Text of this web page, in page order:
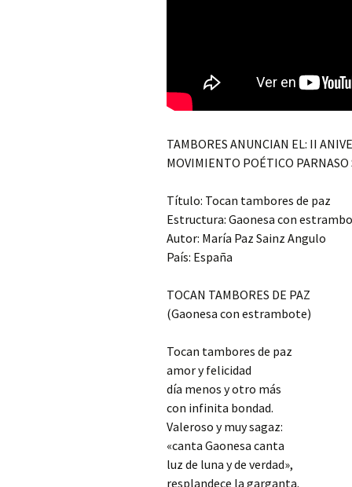
PARNASO
TAMBORES ANUNCIAN EL: II
MOVIMIENTO POÉTICO PARNASO
Título: Tocan tambores de paz
Estructura: Gaonesa con
Autor: María Paz Sainz Angulo
País: España
TOCAN TAMBORES DE PAZ
(Gaonesa con estrambote)
Tocan tambores de paz
amor y felicidad
día menos y otro más
con infinita bondad.
Valeroso y muy sagaz:
«canta Gaonesa canta
luz de luna y de verdad»,
resplandece la garganta.